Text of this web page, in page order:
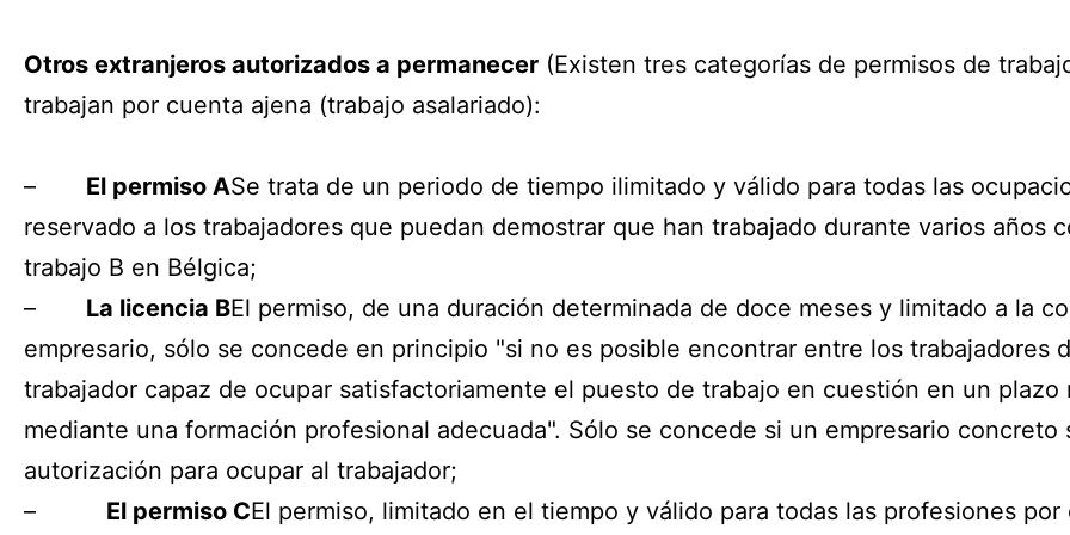
Otros extranjeros autorizados a permanecer (Existen tres categorías de permisos de
trabajan por cuenta ajena (trabajo asalariado):
– El permiso ASe trata de un periodo de tiempo ilimitado y válido para todas las
reservado a los trabajadores que puedan demostrar que han trabajado durante varios años
trabajo B en Bélgica;
– La licencia BEl permiso, de una duración determinada de doce meses y limitado a la
empresario, sólo se concede en principio "si no es posible encontrar entre los trabajadores
trabajador capaz de ocupar satisfactoriamente el puesto de trabajo en cuestión en un plazo
mediante una formación profesional adecuada". Sólo se concede si un empresario
autorización para ocupar al trabajador;
–
El permiso CEl permiso, limitado en el tiempo y válido para todas las profesiones por